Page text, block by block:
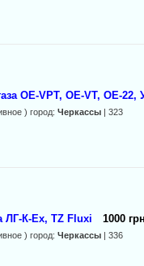
OE-VPT, OE-VT, ОЕ-22,
) город: Черкассы| 323
ЛГ-К-Ех, TZ Fluxi 1000
) город: Черкассы| 336